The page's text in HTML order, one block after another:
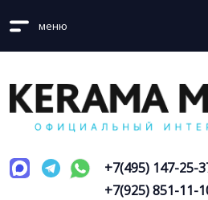
меню
+7(495) 147-25-
+7(925) 851-11-